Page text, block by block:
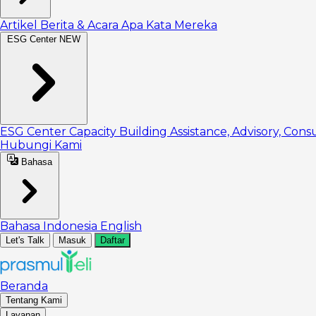
Artikel Berita & Acara Apa Kata Mereka
ESG Center NEW
ESG Center Capacity Building Assistance, Advisory,
Hubungi Kami
Bahasa
Bahasa Indonesia English
Let's Talk Masuk Daftar
Beranda
Tentang Kami